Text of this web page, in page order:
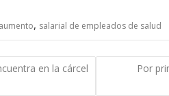
, salarial de empleados de salud
en la cárcel
Por